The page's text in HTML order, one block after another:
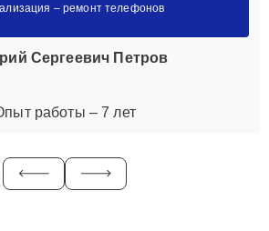
– ремонт телефонов
Сергеевич Петров
работы – 7 лет